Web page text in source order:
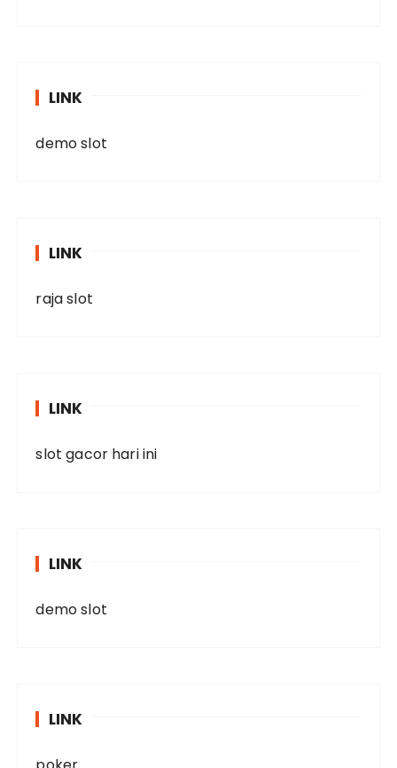
LINK
demo slot
LINK
raja slot
LINK
slot gacor hari ini
LINK
demo slot
LINK